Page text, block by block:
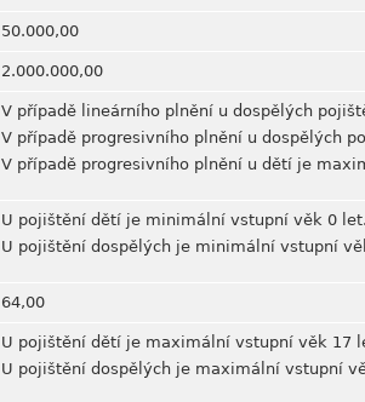
50.000,00
2.000.000,00
V případě lineárního plnění u dospělých
V případě progresivního plnění u dospělých
V případě progresivního plnění u dětí je
U pojištění dětí je minimální vstupní věk 0 let.
U pojištění dospělých je minimální vstupní
64,00
U pojištění dětí je maximální vstupní věk 17
U pojištění dospělých je maximální vstupní